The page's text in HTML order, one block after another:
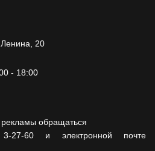
Ленина, 20
- 18:00
обращаться
60 и электронной почте